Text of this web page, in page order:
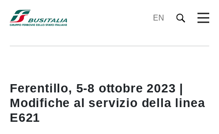
EN
Ferentillo, 5-8 ottobre 2023 |
Modifiche al servizio della linea
E621